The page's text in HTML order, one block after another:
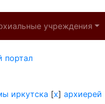
учреждения
портал
иркутска [x] архиерей